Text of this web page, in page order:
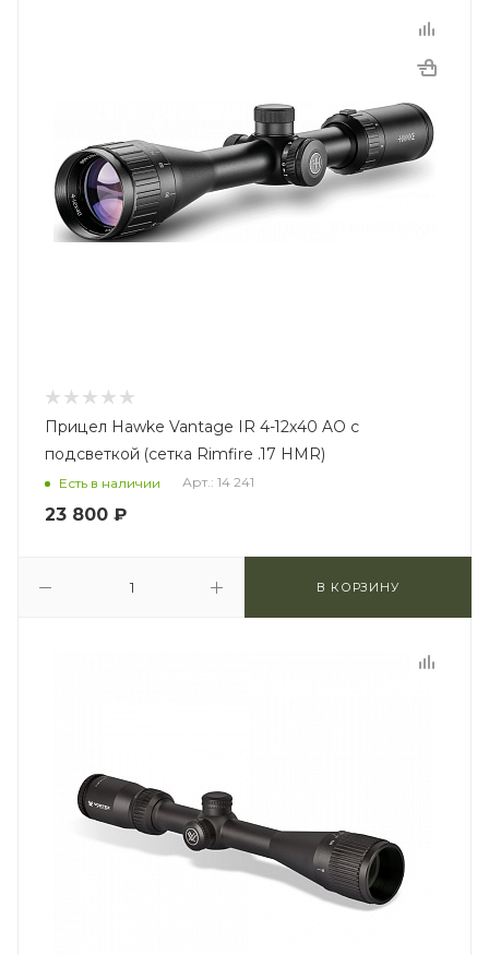
Прицел Hawke Vantage IR 4-12x40 AO с
подсветкой (сетка Rimfire .17 HMR)
Есть в наличии Арт.: 14 241
23 800 ₽
В КОРЗИНУ